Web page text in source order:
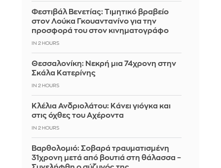
Φεστιβάλ Βενετίας: Τιμητικό βραβείο
στον Λούκα Γκουαντανίνο για την
προσφορά του στον κινηματογράφο
IN 2 HOURS
Θεσσαλονίκη: Νεκρή μια 74χρονη στην
Σκάλα Κατερίνης
IN 2 HOURS
Κλέλια Ανδριολάτου: Κάνει γιόγκα και
στις όχθες του Αχέροντα
IN 2 HOURS
Βαρθολομιό: Σοβαρά τραυματισμένη
31χρονη μετά από βουτιά στη θάλασσα –